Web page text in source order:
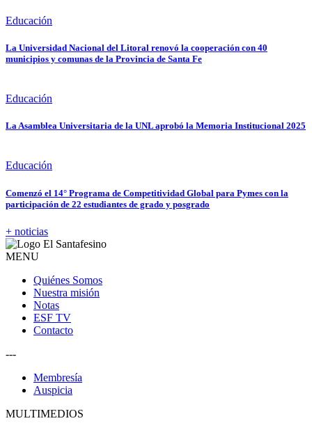
Educación
La Universidad Nacional del Litoral renovó la cooperación con 40
municipios y comunas de la Provincia de Santa Fe
Educación
La Asamblea Universitaria de la UNL aprobó la Memoria Institucional 2025
Educación
Comenzó el 14° Programa de Competitividad Global para Pymes con la
participación de 22 estudiantes de grado y posgrado
+ noticias
MENU
Quiénes Somos
Nuestra misión
Notas
ESF TV
Contacto
---
Membresía
Auspicia
MULTIMEDIOS